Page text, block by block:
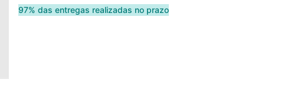
97% das entregas realizadas no prazo